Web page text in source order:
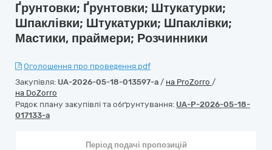
Ґрунтовки; Ґрунтовки; Штукатурки;
Шпаклівки; Штукатурки; Шпаклівки;
Мастики, праймери; Розчинники
Оголошення про проведення.pdf
Закупівля: UA-2026-05-18-013597-a / на ProZorro /
на DoZorro
Рядок плану закупівлі та обґрунтування: UA-P-2026-05-18-
017133-a
Період подачі пропозицій